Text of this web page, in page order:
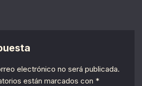
electrónico no será publicada.
están marcados con *